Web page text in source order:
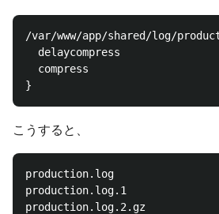
/var/www/app/shared/log/
  delaycompress
  compress
こうすると、
production.log
production.log.1
production.log.2.gz